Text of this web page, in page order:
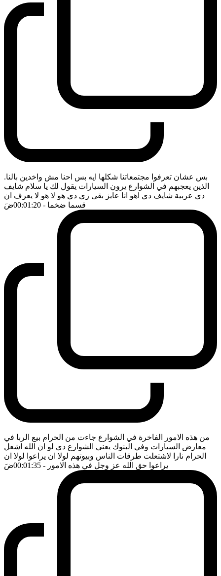
بس عشان تعرفوا مجتمعاتنا شكلها ايه بس احنا مش واخدين بالنا.
الذين يعجبهم في الشوارع يرون السيارات يقول لك يا سلام شايف
دي عربية شايف دي اهو انا عايز بقى زي دي هو لا هو لا يعرف ان
قسما ضخما - 00:01:20 ضَ
من هذه الامور الفاخرة في الشوارع جاءت من الحرام بيع الربا في
معارض السيارات وفي البنوك يعني الشوارع دي لو ان الله اشعل
الحرام نارا لاشتعلت طرقات الناس وبيوتهم لولا ان يراعوا لولا ان
يراعوا حق الله عز وجل في هذه الامور - 00:01:35 ضَ